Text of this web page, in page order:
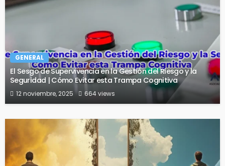
GENERAL
El Sesgo de Supervivencia en la Gestión del Riesgo y la
Seguridad | Cómo Evitar esta Trampa Cognitiva
12 noviembre, 2025 664 views